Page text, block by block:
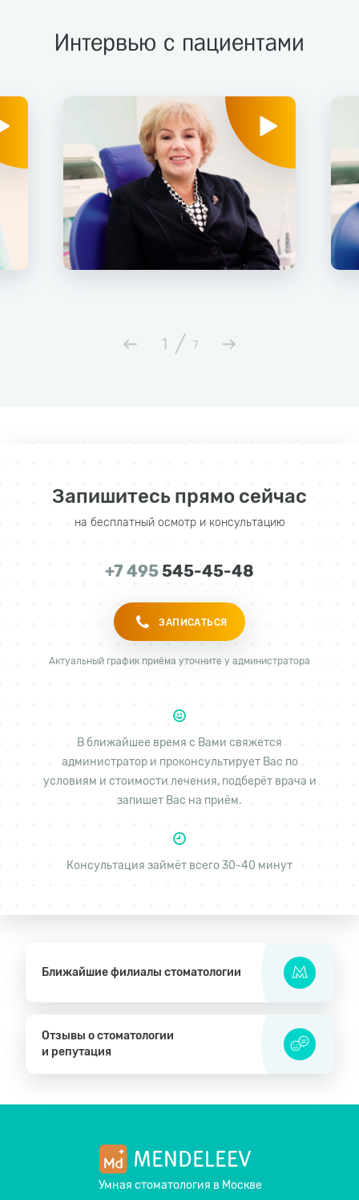
Интервью с пациентами
1 / 7
Запишитесь прямо сейчас
на бесплатный осмотр и консультацию
ЗАПИСАТЬСЯ
+7 495545-45-48
Актуальный график приёма уточните у администратора
В ближайшее время с Вами свяжется
администратор и проконсультирует Вас по
условиям и стоимости лечения, подберёт врача и
запишет Вас на приём.
Консультация займёт всего 30-40 минут
Ближайшие филиалы стоматологии
Отзывы о стоматологии
и репутация
Умная стоматология в Москве